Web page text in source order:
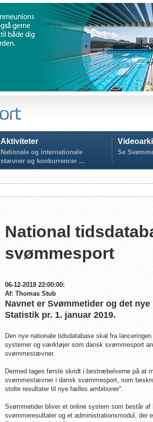
Aktiviteter
Nationale og internationale
stævner og konkurrencer ...
Se
National
svømmesport
06-12-2018 22:00:00:
Af: Thomas Stub
Navnet er Svømmetider og det
Statistik pr. 1. januar 2019.
Den nye nationale tidsdatabase skal fra
systemer og værktøjer som dansk svømmesport
svømmestævner.
Dermed tages første skridt i bestræbelserne på at
svømmestævner i dansk svømmesport, som
stolte resultater til nye fælles ambitioner”.
Svømmetider bliver et online system som består
svømmeresultater og et administrationsmodul, der